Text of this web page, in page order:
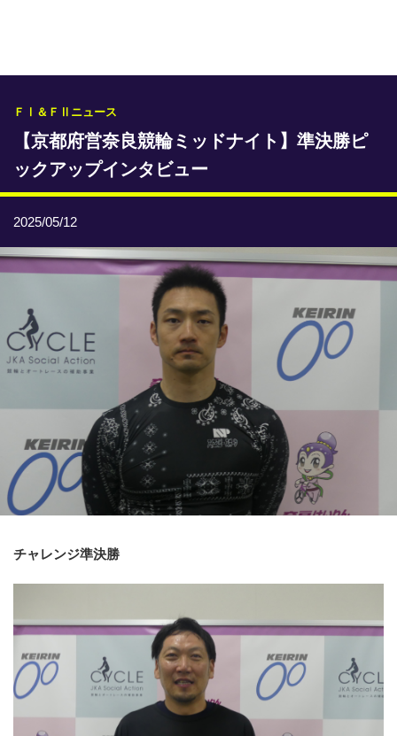
レース情報
本日のおすすめレース
年間開催予定表
トリマクリオリジナル予想
トリマクリコラム
番記者とくダネ！
選手ランキング
競輪場ガイド
記者紹介
お問い合わせ
支払い方法、ポイント利用規約
車券は20歳になってから・のめり込む不安のある方のご相
ＦⅠ＆ＦⅡニュース
【京都府営奈良競輪ミッドナイト】準決勝ピ
ックアップインタビュー
2025/05/12
チャレンジ準決勝